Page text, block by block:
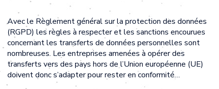
Avec le Règlement général sur la protection des données
(RGPD) les règles à respecter et les sanctions encourues
concernant les transferts de données personnelles sont
nombreuses. Les entreprises amenées à opérer des
transferts vers des pays hors de l’Union européenne (UE)
doivent donc s’adapter pour rester en conformité…